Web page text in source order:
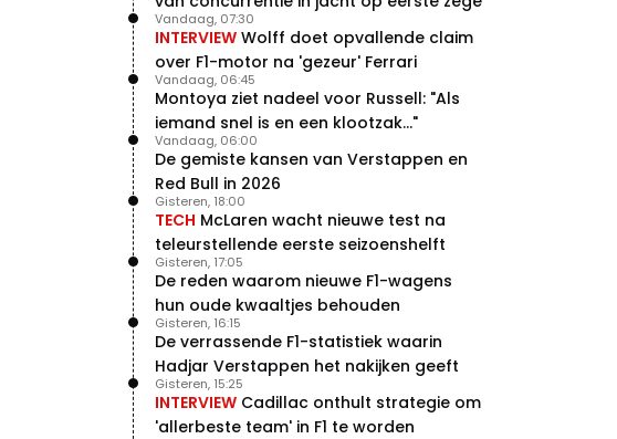
INTERVIEW Wolff doet opvallende claim
over F1-motor na 'gezeur' Ferrari
Vandaag, 07:30
Montoya ziet nadeel voor Russell: "Als
iemand snel is en een klootzak..."
Vandaag, 06:45
De gemiste kansen van Verstappen en
Red Bull in 2026
Vandaag, 06:00
TECH McLaren wacht nieuwe test na
teleurstellende eerste seizoenshelft
Gisteren, 18:00
De reden waarom nieuwe F1-wagens
hun oude kwaaltjes behouden
Gisteren, 17:05
De verrassende F1-statistiek waarin
Hadjar Verstappen het nakijken geeft
Gisteren, 16:15
INTERVIEW Cadillac onthult strategie om
'allerbeste team' in F1 te worden
Gisteren, 15:25